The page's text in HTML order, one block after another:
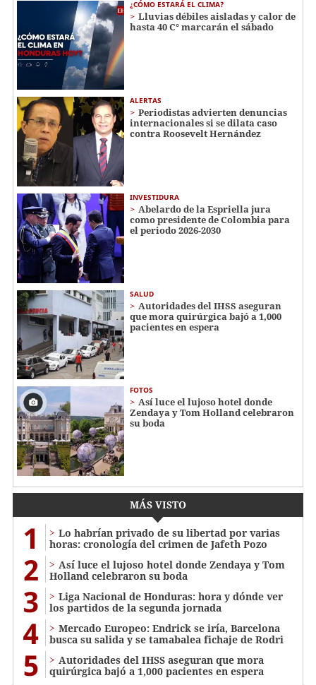
¿CÓMO ESTARÁ EL CLIMA?
Lluvias débiles aisladas y calor de
hasta 40 C° marcarán el sábado
ALERTAS
Periodistas advierten denuncias
internacionales si se dilata caso
contra Roosevelt Hernández
INVESTIDURA
Abelardo de la Espriella jura
como presidente de Colombia para
el periodo 2026-2030
SALUD
Autoridades del IHSS aseguran
que mora quirúrgica bajó a 1,000
pacientes en espera
FOTOS
Así luce el lujoso hotel donde
Zendaya y Tom Holland celebraron
su boda
MÁS VISTO
1
Lo habrían privado de su libertad por varias
horas: cronología del crimen de Jafeth Pozo
2
Así luce el lujoso hotel donde Zendaya y Tom
Holland celebraron su boda
3
Liga Nacional de Honduras: hora y dónde ver
los partidos de la segunda jornada
4
Mercado Europeo: Endrick se iría, Barcelona
busca su salida y se tamabalea fichaje de Rodri
5
Autoridades del IHSS aseguran que mora
quirúrgica bajó a 1,000 pacientes en espera